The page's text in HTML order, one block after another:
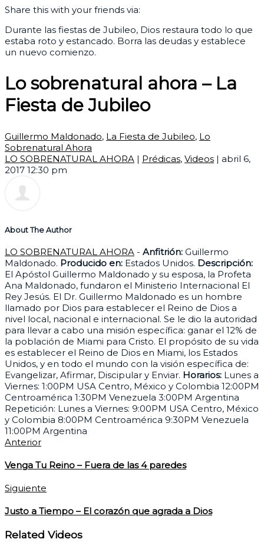
Share this with your friends via:
Durante las fiestas de Jubileo, Dios restaura todo lo que
estaba roto y estancado. Borra las deudas y establece
un nuevo comienzo.
Lo sobrenatural ahora – La
Fiesta de Jubileo
Guillermo Maldonado, La Fiesta de Jubileo, Lo
Sobrenatural Ahora
LO SOBRENATURAL AHORA | Prédicas, Videos | abril 6,
2017 12:30 pm
About The Author
LO SOBRENATURAL AHORA - Anfitrión: Guillermo
Maldonado. Producido en: Estados Unidos. Descripción:
El Apóstol Guillermo Maldonado y su esposa, la Profeta
Ana Maldonado, fundaron el Ministerio Internacional El
Rey Jesús. El Dr. Guillermo Maldonado es un hombre
llamado por Dios para establecer el Reino de Dios a
nivel local, nacional e internacional. Se le dio la autoridad
para llevar a cabo una misión específica: ganar el 12% de
la población de Miami para Cristo. El propósito de su vida
es establecer el Reino de Dios en Miami, los Estados
Unidos, y en todo el mundo con la visión específica de:
Evangelizar, Afirmar, Discipular y Enviar. Horarios: Lunes a
Viernes: 1:00PM USA Centro, México y Colombia 12:00PM
Centroamérica 1:30PM Venezuela 3:00PM Argentina
Repetición: Lunes a Viernes: 9:00PM USA Centro, México
y Colombia 8:00PM Centroamérica 9:30PM Venezuela
11:00PM Argentina
Anterior
Venga Tu Reino – Fuera de las 4 paredes
Siguiente
Justo a Tiempo – El corazón que agrada a Dios
Related Videos